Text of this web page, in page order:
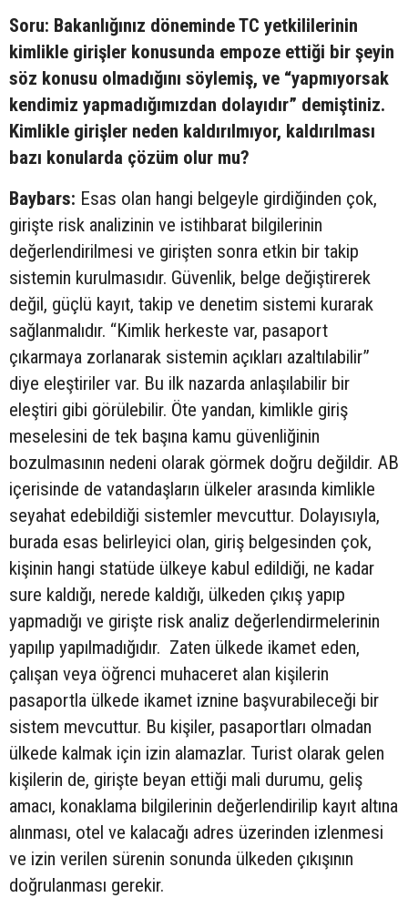
Soru: Bakanlığınız döneminde TC yetkililerinin
kimlikle girişler konusunda empoze ettiği bir şeyin
söz konusu olmadığını söylemiş, ve “yapmıyorsak
kendimiz yapmadığımızdan dolayıdır” demiştiniz.
Kimlikle girişler neden kaldırılmıyor, kaldırılması
bazı konularda çözüm olur mu?
Baybars: Esas olan hangi belgeyle girdiğinden çok,
girişte risk analizinin ve istihbarat bilgilerinin
değerlendirilmesi ve girişten sonra etkin bir takip
sistemin kurulmasıdır. Güvenlik, belge değiştirerek
değil, güçlü kayıt, takip ve denetim sistemi kurarak
sağlanmalıdır. “Kimlik herkeste var, pasaport
çıkarmaya zorlanarak sistemin açıkları azaltılabilir”
diye eleştiriler var. Bu ilk nazarda anlaşılabilir bir
eleştiri gibi görülebilir. Öte yandan, kimlikle giriş
meselesini de tek başına kamu güvenliğinin
bozulmasının nedeni olarak görmek doğru değildir. AB
içerisinde de vatandaşların ülkeler arasında kimlikle
seyahat edebildiği sistemler mevcuttur. Dolayısıyla,
burada esas belirleyici olan, giriş belgesinden çok,
kişinin hangi statüde ülkeye kabul edildiği, ne kadar
sure kaldığı, nerede kaldığı, ülkeden çıkış yapıp
yapmadığı ve girişte risk analiz değerlendirmelerinin
yapılıp yapılmadığıdır. Zaten ülkede ikamet eden,
çalışan veya öğrenci muhaceret alan kişilerin
pasaportla ülkede ikamet iznine başvurabileceği bir
sistem mevcuttur. Bu kişiler, pasaportları olmadan
ülkede kalmak için izin alamazlar. Turist olarak gelen
kişilerin de, girişte beyan ettiği mali durumu, geliş
amacı, konaklama bilgilerinin değerlendirilip kayıt altına
alınması, otel ve kalacağı adres üzerinden izlenmesi
ve izin verilen sürenin sonunda ülkeden çıkışının
doğrulanması gerekir.